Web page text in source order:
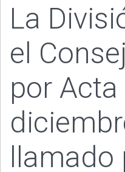
La
el
por Acta
llamado